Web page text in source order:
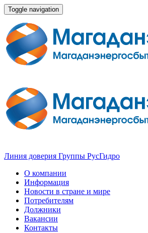
Toggle navigation
Линия доверия Группы РусГидро
О компании
Информация
Новости в стране и мире
Потребителям
Должники
Вакансии
Контакты